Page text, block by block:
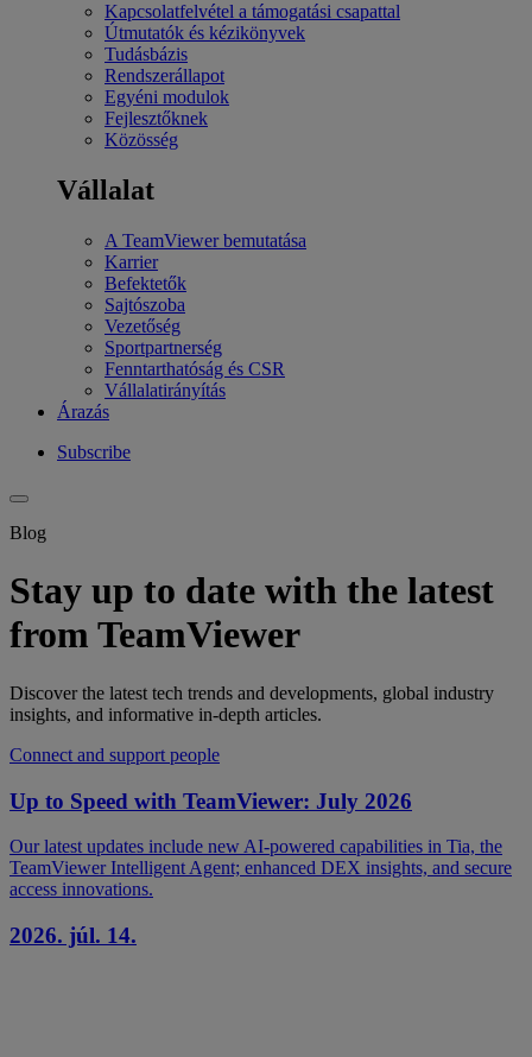
Kapcsolatfelvétel a támogatási csapattal
Útmutatók és kézikönyvek
Tudásbázis
Rendszerállapot
Egyéni modulok
Fejlesztőknek
Közösség
Vállalat
A TeamViewer bemutatása
Karrier
Befektetők
Sajtószoba
Vezetőség
Sportpartnerség
Fenntarthatóság és CSR
Vállalatirányítás
Árazás
Subscribe
Blog
Stay up to date with the latest
from TeamViewer
Discover the latest tech trends and developments, global industry
insights, and informative in-depth articles.
Connect and support people
Up to Speed with TeamViewer: July 2026
Our latest updates include new AI-powered capabilities in Tia, the
TeamViewer Intelligent Agent; enhanced DEX insights, and secure
access innovations.
2026. júl. 14.